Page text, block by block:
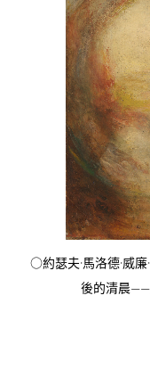
○約瑟夫·馬洛德·威
後的清晨——